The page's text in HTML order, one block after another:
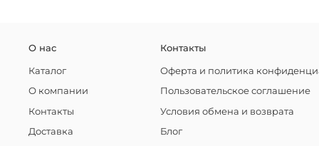
О нас
Каталог
О компании
Контакты
Доставка
Контакты
Оферта и политика
Пользовательское соглашение
Условия обмена и возврата
Блог